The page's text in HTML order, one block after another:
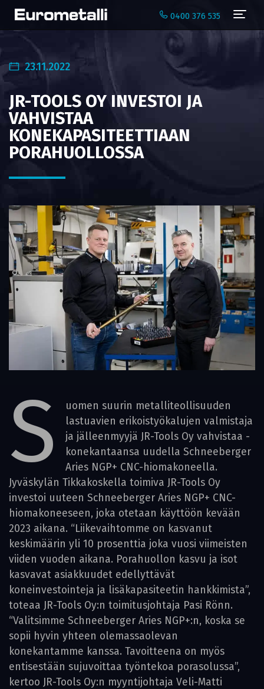
0400 376 535
23.11.2022
JR-TOOLS OY INVESTOI JA
VAHVISTAA
KONEKAPASITEETTIAAN
PORAHUOLLOSSA
S
uomen suurin metalliteollisuuden
lastuavien erikoistyö­kalujen valmistaja
ja jälleenmyyjä JR-Tools Oy vahvistaa ­
konekantaansa uudella Schneeberger
Aries NGP+ CNC-hiomakoneella.
Jyväskylän Tikkakoskella toimiva JR-Tools Oy
investoi uuteen Schneeberger Aries NGP+ CNC-
hiomakoneeseen, joka otetaan käyttöön kevään
2023 aikana. “Liikevaihtomme on kasvanut
keskimäärin yli 10 prosenttia joka vuosi viimeisten
viiden vuoden aikana. Porahuollon kasvu ja isot
kasvavat asiakkuudet edellyttävät
koneinvestointeja ja lisäkapasiteetin hankkimista”,
toteaa JR-Tools Oy:n toimitusjohtaja Pasi Rönn.
“Valitsimme Schneeberger Aries NGP+:n, koska se
sopii hyvin yhteen olemassaolevan
konekantamme kanssa. Tavoitteena on myös
entisestään sujuvoittaa työntekoa porasolussa”,
kertoo JR-Tools Oy:n myyntijohtaja Veli-Matti